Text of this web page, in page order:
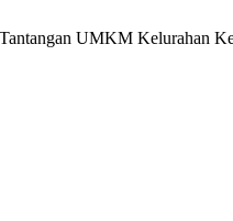
UMKM Kelurahan